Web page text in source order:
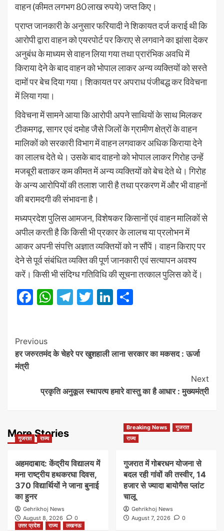
वाहन (कीमत लगभग 80 लाख रुपये) जप्त किए।
प्राप्त जानकारी के अनुसार फरियादी ने शिकायत दर्ज कराई थी कि
आरोपी द्वारा वाहन को एयरपोर्ट पर किराए से लगवाने का झांसा देकर
अनुबंध के माध्यम से वाहन लिया गया तथा प्रारंभिक अवधि में
किराया देने के बाद वाहन को भोपाल लाकर अन्य व्यक्तियों को सस्ते
दामों पर बेच दिया गया। शिकायत पर अपराध पंजीबद्ध कर विवेचना
में लिया गया।
विवेचना में सामने आया कि आरोपी अपने साथियों के साथ मिलकर
टीकमगढ़, सागर एवं दमोह जैसे जिलों के ग्रामीण क्षेत्रों के वाहन
मालिकों को सरकारी विभाग में वाहन लगवाकर अधिक किराया देने
का लालच देते थे। उसके बाद वाहनो को भोपाल लाकर गिरोह उन्हें
मजबूरी बताकर कम कीमत में अन्य व्यक्तियों को बेच देते थे। गिरोह
के अन्य आरोपियों की तलाश जारी है तथा प्रकरण में और भी वाहनों
की बरामदगी की संभावना है।
मध्यप्रदेश पुलिस आमजन, विशेषकर किसानों एवं वाहन मालिकों से
अपील करती है कि किसी भी प्रकार के लालच या प्रलोभन में
आकर अपनी संपत्ति अज्ञात व्यक्तियों को न सौंपें। वाहन किराए पर
देने से पूर्व संबंधित व्यक्ति की पूर्ण जानकारी एवं सत्यापन अवश्य
करें। किसी भी संदिग्ध गतिविधि की सूचना तत्काल पुलिस को दें।
Facebook
WhatsApp
Telegram
TwitterLinkedIn
Post
Navigation
Previous
हर जरुरतमंद के चेहरे पर खुशहाली लाना सरकार का मकसद : ऊर्जा
मंत्री
Next
प्रकृति अनुकूल स्थापत्य हमारे वास्तु का है आधार : मुख्यमंत्री
More Stories
गुजरात राज्य
अहमदाबाद: केंद्रीय विद्यालय में
मना राष्ट्रीय हथकरघा दिवस,
370 विद्यार्थियों ने जाना बुनाई
का हुनर
Gehrikhoj News
August 8, 2026
0
Breaking News
गुजरात
राज्य
गुजरात में गोबरधन योजना से
बदल रही गांवों की तस्वीर, 14
हजार से ज्यादा बायोगैस प्लांट
चालू
Gehrikhoj News
August 7, 2026
0
उत्तर प्रदेश
राज्य लखनऊ